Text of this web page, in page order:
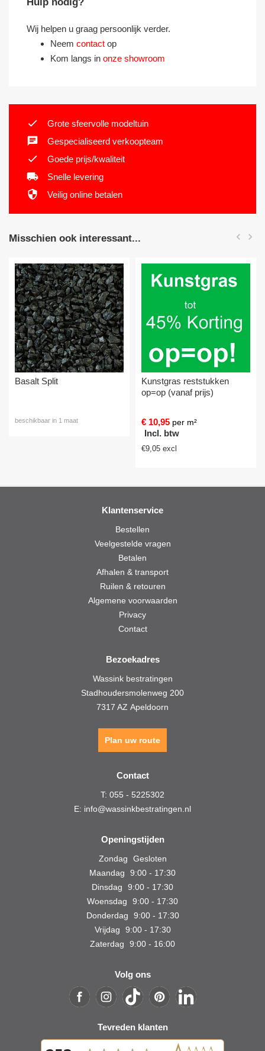
Wij helpen u graag persoonlijk verder.
Neem contact op
Kom langs in onze showroom
Grote sfeervolle modeltuin
Gespecialiseerd verkoopteam
Goede prijs/kwaliteit
Snelle levering
Veilig online betalen
Misschien ook interessant...
Kunstgras reststukken
€ 10,95 per m²
Straat / Ophoogzand
beschikbaar in 1 maat
 
Klantenservice
Bestellen
Veelgestelde vragen
Betalen
Afhalen & transport
Ruilen & retouren
Algemene voorwaarden
Privacy
Contact
Bezoekadres
Wassink bestratingen
Stadhoudersmolenweg 200
7317 AZ Apeldoorn
Plan uw route
Contact
T: 055 - 5225302
E: info@wassinkbestratingen.nl
Openingstijden
Zondag
Gesloten
Maandag
9:00 - 17:30
Dinsdag
9:00 - 17:30
Woensdag
9:00 - 17:30
Donderdag
9:00- 17:30
Vrijdag
9:00- 17:30
Zaterdag
9:00 - 16:00
Volg ons
Tevreden klanten